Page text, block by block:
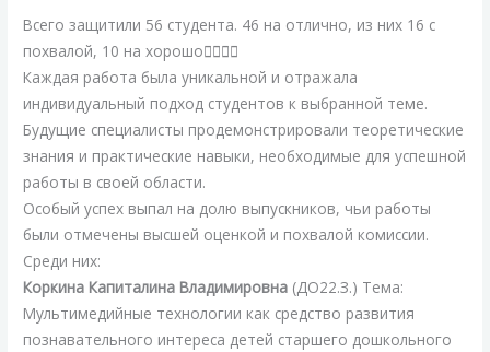
Всего защитили 56 студента. 46 на отлично, из них 16 с
похвалой, 10 на хорошо👍🏻👏🏻
Каждая работа была уникальной и отражала
индивидуальный подход студентов к выбранной теме.
Будущие специалисты продемонстрировали теоретические
знания и практические навыки, необходимые для успешной
работы в своей области.
Особый успех выпал на долю выпускников, чьи работы
были отмечены высшей оценкой и похвалой комиссии.
Среди них:
Коркина Капиталина Владимировна (ДО22.З.) Тема:
Мультимедийные технологии как средство развития
познавательного интереса детей старшего дошкольного